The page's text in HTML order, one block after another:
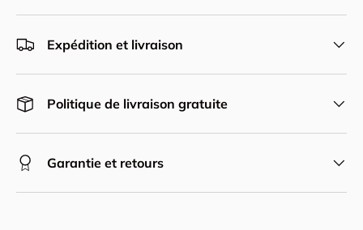
Expédition et livraison
Politique de livraison gratuite
Garantie et retours